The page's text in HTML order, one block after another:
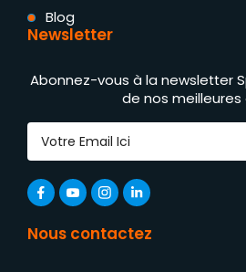
Blog
Newsletter
Abonnez-vous à la newsletter
de nos meilleures
Nous contactez